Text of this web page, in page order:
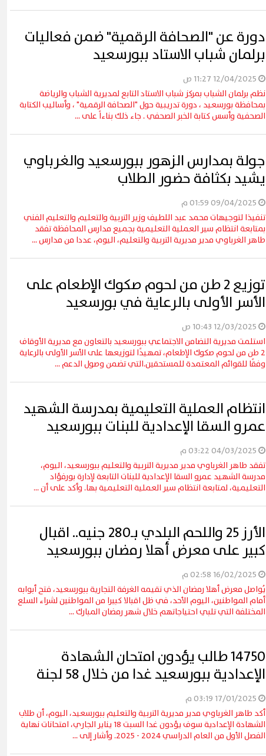
دورة عن "الصحافة الرقمية" ضمن فعاليات
برلمان شباب الاستاد ببورسعيد
نظم برلمان الشباب بمركز شباب الاستاد التابع لمديرية الشباب والرياضة
بمحافظة بورسعيد ، دورة تدريبية حول "الصحافة الرقمية" ، وأساليب الكتابة
الصحفية وأسس كتابة الخبر الصحفي . جاء ذلك بناءاً على ...
جولة بمدارس الزهور ببورسعيد والغرباوي
يشيد بكثافة حضور الطلاب
تنفيذا لتوجيهات محمد عبد اللطيف وزير التربية والتعليم والتعليم الفني
بمتابعة انتظام سير العملية التعليمية بجميع مدارس المحافظة تفقد
طاهر الغرباوي مدير مديرية التربية والتعليم، اليوم، عددا من مدارس ...
توزيع 2 طن من لحوم صكوك الإطعام على
الأسر الأولى بالرعاية في بورسعيد
استلمت مديرية التضامن الاجتماعي ببورسعيد بالتعاون مع مديرية الأوقاف
2 طن من لحوم صكوك الإطعام، تمهيدًا لتوزيعها على الأسر الأولى بالرعاية
وفقًا للقوائم المعتمدة للمستحقين.التي تضمن وصول الدعم ...
انتظام العملية التعليمية بمدرسة الشهيد
عمرو السقا الإعدادية للبنات ببورسعيد
تفقد طاهر الغرباوي مدير مديرية التربية والتعليم ببورسعيد، اليوم،
مدرسة الشهيد عمرو السقا الإعدادية للبنات التابعة لإدارة بورفؤاد
التعليمية، لمتابعة انتظام سير العملية التعليمية بها. وأكد على أن ...
الأرز 25 واللحم البلدي بـ280 جنيه.. اقبال
كبير على معرض أهلا رمضان ببورسعيد
يُواصل معرض أهلا رمضان الذي تقيمه الغرفة التجارية ببورسعيد، فتح أبوابه
أمام المواطنين، اليوم الأحد، في ظل اقبالا كبيرا من المواطنين لشراء السلع
المختلفة التي تلبي احتياجاتهم خلال شهر رمضان المبارك ...
14750 طالب يؤدون امتحان الشهادة
الإعدادية ببورسعيد غدا من خلال 58 لجنة
أكد طاهر الغرباوي مدير مديرية التربية والتعليم ببورسعيد، اليوم، أن طلاب
الشهادة الإعدادية سوف يؤدون غدا السبت 18 يناير الجاري، امتحانات نهاية
الفصل الأول من العام الدراسي 2024 - 2025. وأشار إلى ...